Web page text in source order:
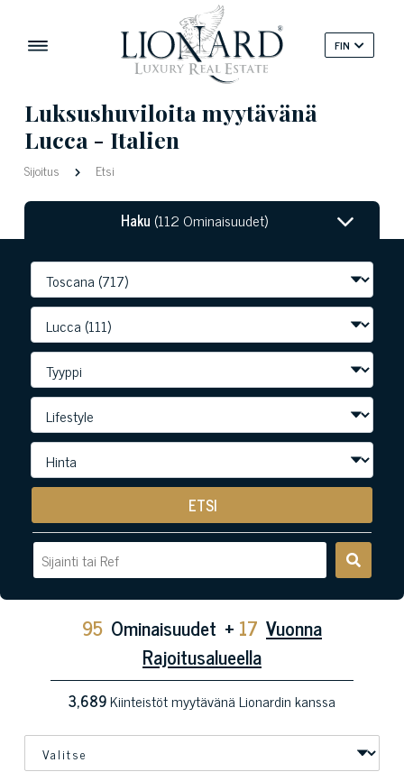
FIN
Luksushuviloita myytävänä
Lucca - Italien
Sijoitus Etsi
Haku (112 Ominaisuudet)
ETSI
95 Ominaisuudet + 17 Vuonna
Rajoitusalueella
3,689Kiinteistöt myytävänä Lionardin kanssa